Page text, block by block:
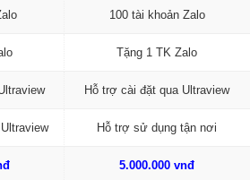
100 tài khoản Zalo
Tặng 1 TK Zalo
Hỗ trợ cài đặt qua Ultraview
Hỗ trợ sử dụng tận nơi
5.000.000 vnđ